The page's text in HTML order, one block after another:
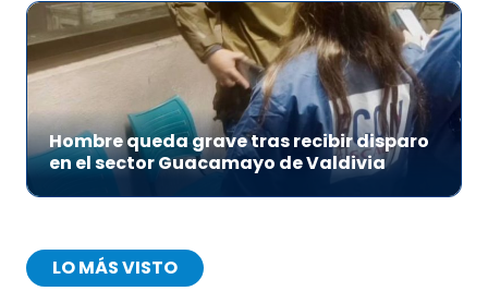
Hombre queda grave tras recibir disparo
en el sector Guacamayo de Valdivia
LO MÁS VISTO